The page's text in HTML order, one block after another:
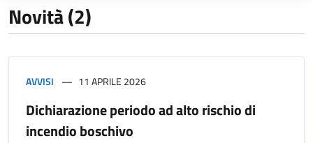
Novità (2)
AVVISI 11 APRILE 2026
Dichiarazione periodo ad alto rischio di
incendio boschivo